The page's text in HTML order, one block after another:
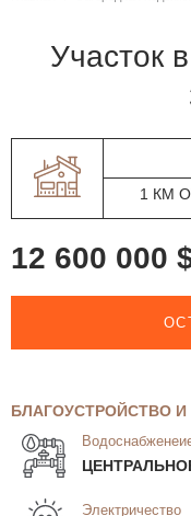
участок в Серебряный бор
1 КМ
12 600 000
БЛАГОУСТРОЙСТВО И
Электричество